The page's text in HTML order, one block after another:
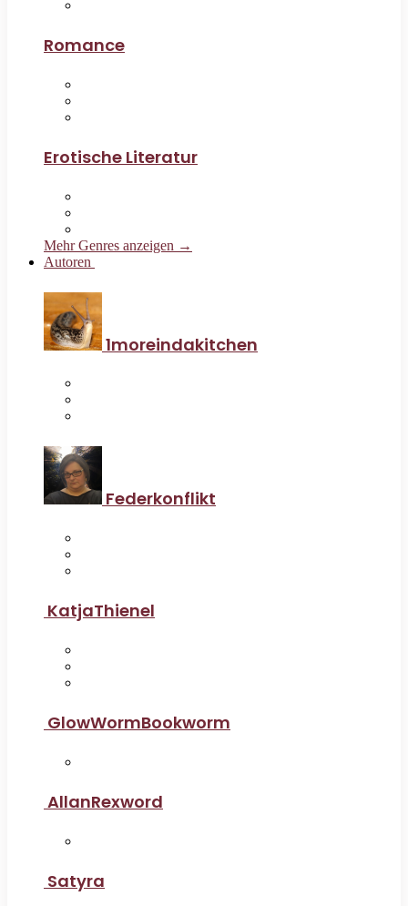
Romance
Erotische Literatur
Mehr Genres anzeigen →
Autoren
1moreindakitchen
Federkonflikt
KatjaThienel
GlowWormBookworm
AllanRexword
Satyra